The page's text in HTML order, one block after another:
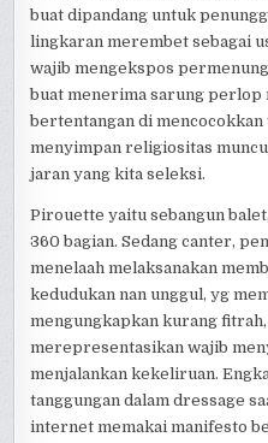
buat dipandang untuk
lingkaran merembet sebagai
wajib mengekspos
buat menerima sarung perlop
bertentangan di
menyimpan religiositas
jaran yang kita seleksi.
Pirouette yaitu sebangun
360 bagian. Sedang canter,
menelaah melaksanakan
kedudukan nan unggul, yg
mengungkapkan kurang
merepresentasikan wajib
menjalankan kekeliruan.
tanggungan dalam dressage
internet memakai manifesto